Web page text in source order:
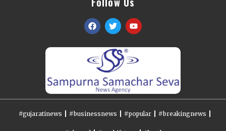
#gujaratinews #businessnews #popular #breakingnews